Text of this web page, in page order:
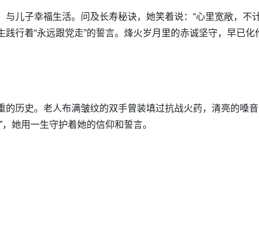
儿子幸福生活。问及长寿秘诀，她笑着说：“心里宽敞，不
行着“永远跟党走”的誓言。烽火岁月里的赤诚坚守，早已化
的历史。老人布满皱纹的双手曾装填过抗战火药，清亮的嗓
她用一生守护着她的信仰和誓言。